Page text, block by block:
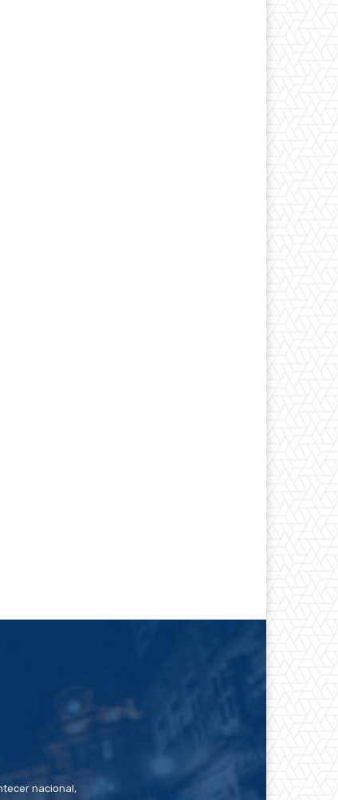
nacional,